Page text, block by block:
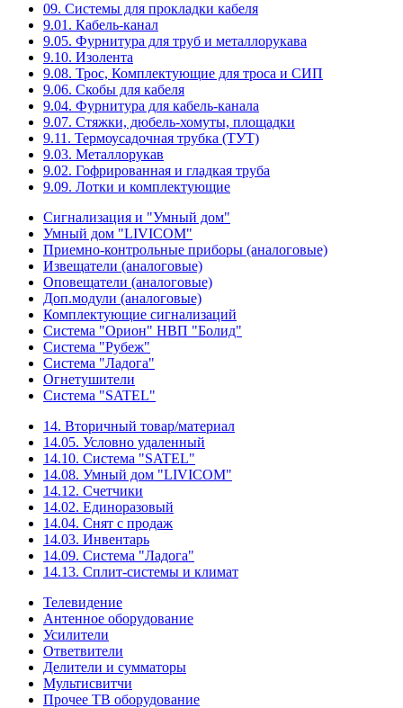
09. Системы для прокладки кабеля
9.01. Кабель-канал
9.05. Фурнитура для труб и металлорукава
9.10. Изолента
9.08. Трос, Комплектующие для троса и СИП
9.06. Скобы для кабеля
9.04. Фурнитура для кабель-канала
9.07. Стяжки, дюбель-хомуты, площадки
9.11. Термоусадочная трубка (ТУТ)
9.03. Металлорукав
9.02. Гофрированная и гладкая труба
9.09. Лотки и комплектующие
Сигнализация и "Умный дом"
Умный дом "LIVICOM"
Приемно-контрольные приборы (аналоговые)
Извещатели (аналоговые)
Оповещатели (аналоговые)
Доп.модули (аналоговые)
Комплектующие сигнализаций
Система "Орион" НВП "Болид"
Система "Рубеж"
Система "Ладога"
Огнетушители
Система "SATEL"
14. Вторичный товар/материал
14.05. Условно удаленный
14.10. Система "SATEL"
14.08. Умный дом "LIVICOM"
14.12. Счетчики
14.02. Единоразовый
14.04. Снят с продаж
14.03. Инвентарь
14.09. Система "Ладога"
14.13. Сплит-системы и климат
Телевидение
Антенное оборудование
Усилители
Ответвители
Делители и сумматоры
Мультисвитчи
Прочее ТВ оборудование